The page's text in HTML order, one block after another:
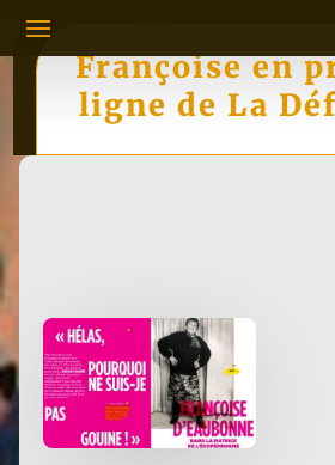
Françoise en
ligne de La